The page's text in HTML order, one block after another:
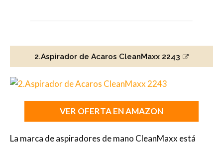
2.Aspirador de Acaros CleanMaxx ‎2243
VER OFERTA EN AMAZON
La marca de aspiradores de mano CleanMaxx está